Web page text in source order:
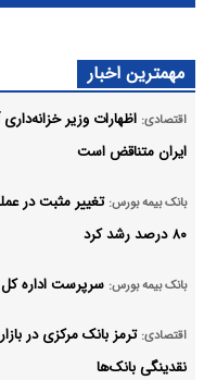
مهمترین اخبار
اقتصادی: اظهارات وزیر
ایران متناقض است
بانک بیمه بورس: تغییر مثبت در
۸۰ درصد رشد کرد
بانک بیمه بورس: سرپرست اداره
اقتصادی:
نقدینگی بانک‌ها